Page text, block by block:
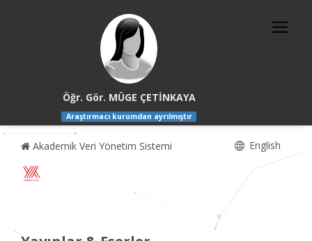
Öğr. Gör. MÜGE ÇETİNKAYA
Araştırmacı kurumdan ayrılmıştır
Akademik Veri Yönetim Sistemi English